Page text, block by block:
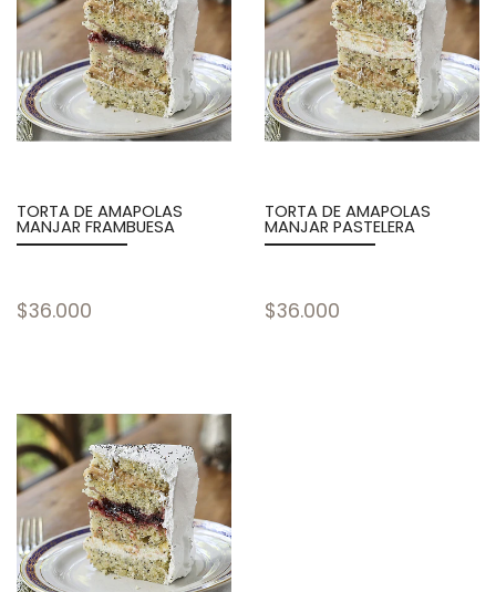
TORTA DE AMAPOLAS
MANJAR FRAMBUESA
$36.000
TORTA DE AMAPOLAS
MANJAR PASTELERA
$36.000